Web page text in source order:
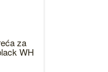
za
WH